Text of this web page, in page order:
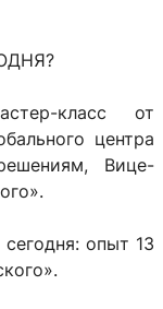
класс от
центра
Вице-
опыт 13